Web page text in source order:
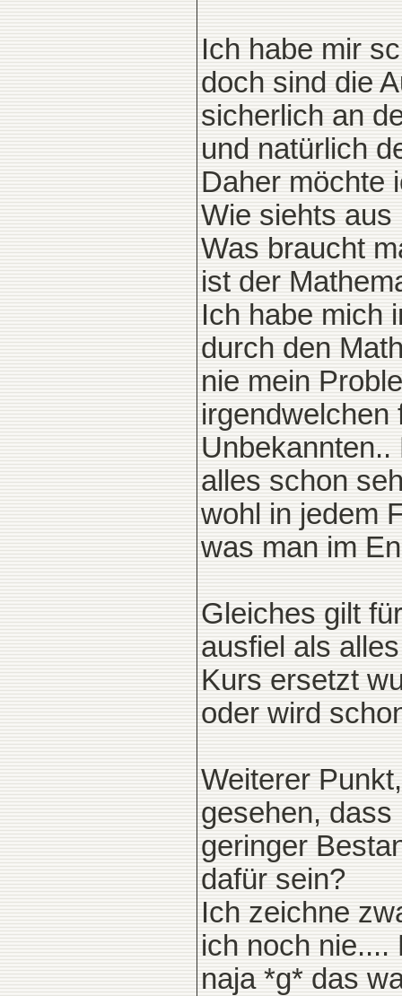
Ich habe mir
doch sind die
sicherlich an
und natürlich
Daher möchte
Wie siehts
Was braucht
ist der
Ich habe mich
durch den
nie mein
irgendwelchen
alles schon
wohl in jedem
was man im
Gleiches gilt
ausfiel als
Kurs ersetzt
oder wird
Weiterer
gesehen,
geringer
dafür sein?
Ich zeichne
ich noch nie....
naja *g* das